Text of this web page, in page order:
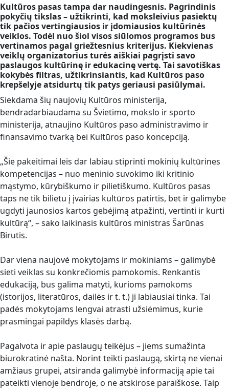
Kultūros pasas tampa dar naudingesnis. Pagrindinis
pokyčių tikslas – užtikrinti, kad moksleivius pasiektų
tik pačios vertingiausios ir įdomiausios kultūrinės
veiklos. Todėl nuo šiol visos siūlomos programos bus
vertinamos pagal griežtesnius kriterijus. Kiekvienas
veiklų organizatorius turės aiškiai pagrįsti savo
paslaugos kultūrinę ir edukacinę vertę. Tai savotiškas
kokybės filtras, užtikrinsiantis, kad Kultūros paso
krepšelyje atsidurtų tik patys geriausi pasiūlymai.
Siekdama šių naujovių Kultūros ministerija,
bendradarbiaudama su Švietimo, mokslo ir sporto
ministerija, atnaujino Kultūros paso administravimo ir
finansavimo tvarką bei Kultūros paso koncepciją.
„Šie pakeitimai leis dar labiau stiprinti mokinių kultūrines
kompetencijas – nuo meninio suvokimo iki kritinio
mąstymo, kūrybiškumo ir pilietiškumo. Kultūros pasas
taps ne tik bilietu į įvairias kultūros patirtis, bet ir galimybe
ugdyti jaunosios kartos gebėjimą atpažinti, vertinti ir kurti
kultūrą“, – sako laikinasis kultūros ministras Šarūnas
Birutis.
Dar viena naujovė mokytojams ir mokiniams – galimybė
sieti veiklas su konkrečiomis pamokomis. Renkantis
edukaciją, bus galima matyti, kurioms pamokoms
(istorijos, literatūros, dailės ir t. t.) ji labiausiai tinka. Tai
padės mokytojams lengvai atrasti užsiėmimus, kurie
prasmingai papildys klasės darbą.
Pagalvota ir apie paslaugų teikėjus – jiems sumažinta
biurokratinė našta. Norint teikti paslaugą, skirtą ne vienai
amžiaus grupei, atsiranda galimybė informaciją apie tai
pateikti vienoje bendroje, o ne atskirose paraiškose. Taip